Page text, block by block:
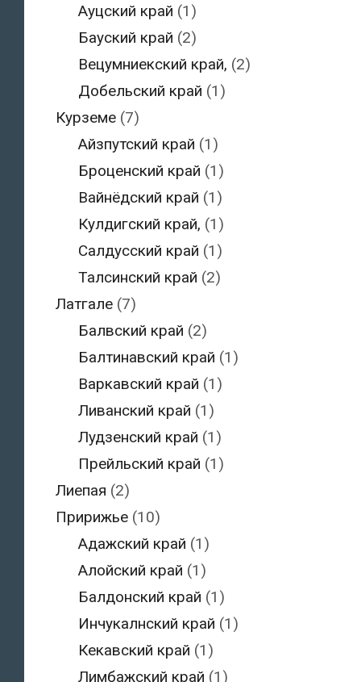
Ауцский край (1)
Бауский край (2)
Вецумниекский край, (2)
Добельский край (1)
Курземе(7)
Айзпутский край (1)
Броценский край (1)
Вайнёдский край (1)
Кулдигский край, (1)
Салдусский край (1)
Талсинский край (2)
Латгале(7)
Балвский край (2)
Балтинавский край (1)
Варкавский край (1)
Ливанский край (1)
Лудзенский край (1)
Прейльский край (1)
Лиепая (2)
Пририжье(10)
Адажский край (1)
Алойский край (1)
Балдонский край (1)
Инчукалнский край (1)
Кекавский край (1)
Лимбажский край (1)